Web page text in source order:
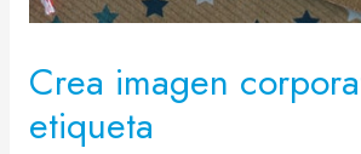
Crea imagen
etiqueta